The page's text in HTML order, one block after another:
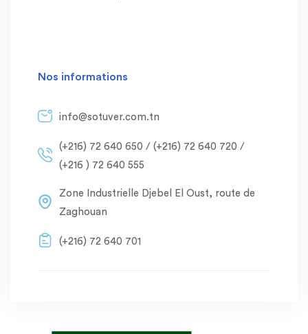
Nos informations
info@sotuver.com.tn
(+216) 72 640 650 / (+216) 72 640 720 /
(+216 ) 72 640 555
Zone Industrielle Djebel El Oust, route de
Zaghouan
(+216) 72 640 701